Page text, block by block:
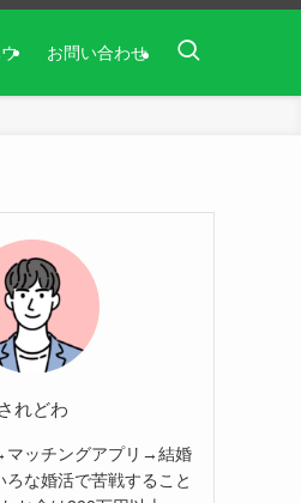
お問い合わせ
されどわ
ッチングアプリ→結婚
な婚活で苦戦すること